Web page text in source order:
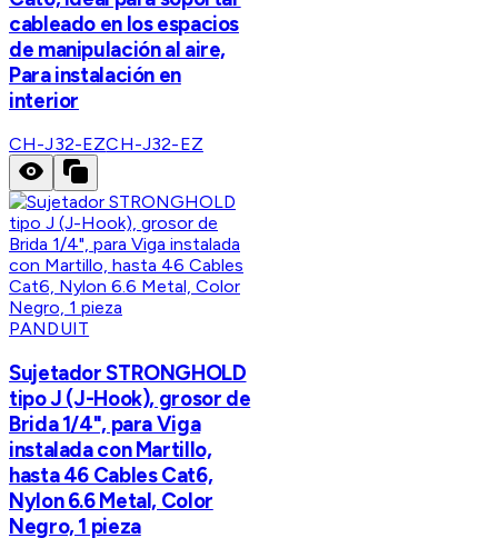
cableado en los espacios
de manipulación al aire,
Para instalación en
interior
CH-J32-EZCH-J32-EZ
PANDUIT
Sujetador STRONGHOLD
tipo J (J-Hook), grosor de
Brida 1/4", para Viga
instalada con Martillo,
hasta 46 Cables Cat6,
Nylon 6.6 Metal, Color
Negro, 1 pieza